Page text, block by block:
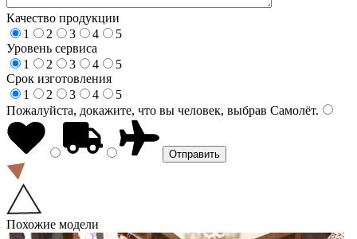
Качество продукции
1
2 3 4
5
Уровень сервиса
1
2 3 4
5
Срок изготовления
1
2 3 4
5
Пожалуйста, докажите, что вы человек, выбрав Самолёт.
Похожие модели